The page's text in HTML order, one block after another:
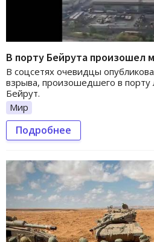
В порту Бейрута произошел
В соцсетях очевидцы
взрыва, произошедшего в порту
Бейрут.
Мир
Подробнее